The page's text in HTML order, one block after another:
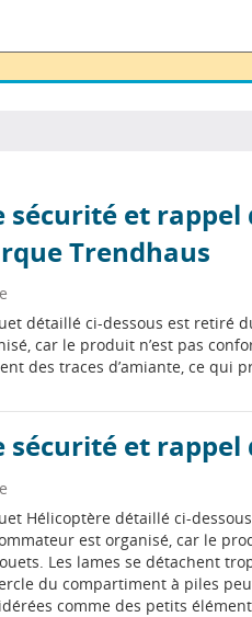
et
Trendhaus
détaillé ci-dessous est retiré
car le produit n’est pas
des traces d’amiante, ce qui
et rappel
Hélicoptère détaillé ci-
est organisé, car le
Les lames se détachent
du compartiment à piles
comme des petits